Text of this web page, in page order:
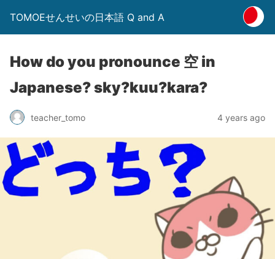
TOMOEせんせいの日本語 Q and A
How do you pronounce 空 in
Japanese? sky?kuu?kara?
teacher_tomo 4 years ago